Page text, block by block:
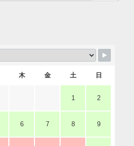
木 金 土 日
1 2
6 7 8 9